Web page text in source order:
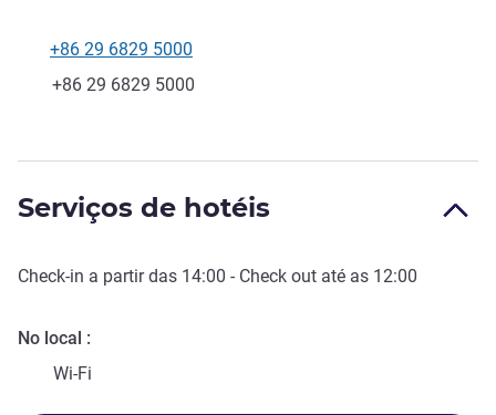
Telefone
+86 29 6829 5000
Fax
+86 29 6829 5000
Serviços de hotéis
Check-in a partir das 14:00 - Check out até as 12:00
No local
Wi-Fi